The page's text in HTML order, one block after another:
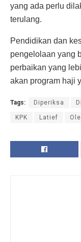
yang ada perlu
terulang.
Pendidikan dan
pengelolaan yang
perbaikan yang
akan program haji
Tags: Diperiksa
KPK Latief